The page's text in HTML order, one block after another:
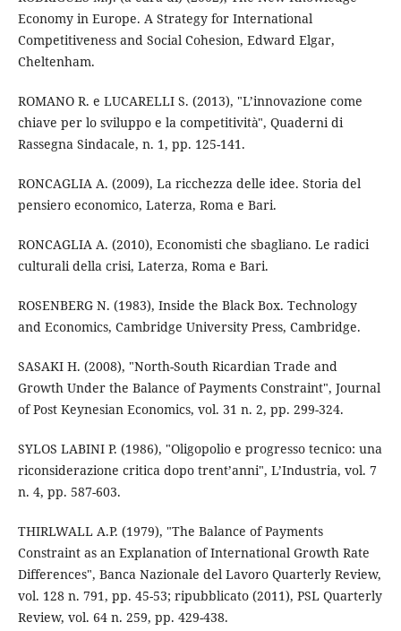
Economy in Europe. A Strategy for International
Competitiveness and Social Cohesion, Edward Elgar,
Cheltenham.
ROMANO R. e LUCARELLI S. (2013), "L’innovazione come
chiave per lo sviluppo e la competitività", Quaderni di
Rassegna Sindacale, n. 1, pp. 125-141.
RONCAGLIA A. (2009), La ricchezza delle idee. Storia del
pensiero economico, Laterza, Roma e Bari.
RONCAGLIA A. (2010), Economisti che sbagliano. Le radici
culturali della crisi, Laterza, Roma e Bari.
ROSENBERG N. (1983), Inside the Black Box. Technology
and Economics, Cambridge University Press, Cambridge.
SASAKI H. (2008), "North-South Ricardian Trade and
Growth Under the Balance of Payments Constraint", Journal
of Post Keynesian Economics, vol. 31 n. 2, pp. 299-324.
SYLOS LABINI P. (1986), "Oligopolio e progresso tecnico: una
riconsiderazione critica dopo trent’anni", L’Industria, vol. 7
n. 4, pp. 587-603.
THIRLWALL A.P. (1979), "The Balance of Payments
Constraint as an Explanation of International Growth Rate
Differences", Banca Nazionale del Lavoro Quarterly Review,
vol. 128 n. 791, pp. 45-53; ripubblicato (2011), PSL Quarterly
Review, vol. 64 n. 259, pp. 429-438.